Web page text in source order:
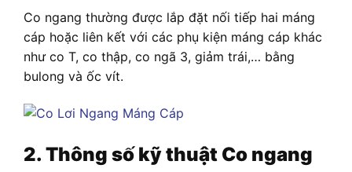
Co ngang thường được lắp đặt nối tiếp hai máng
cáp hoặc liên kết với các phụ kiện máng cáp khác
như co T, co thập, co ngã 3, giảm trái,… bằng
bulong và ốc vít.
2. Thông số kỹ thuật Co ngang